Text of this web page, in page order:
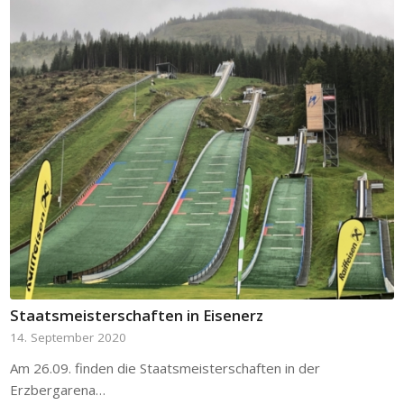
Staatsmeisterschaften in Eisenerz
14. September 2020
Am 26.09. finden die Staatsmeisterschaften in der
Erzbergarena…